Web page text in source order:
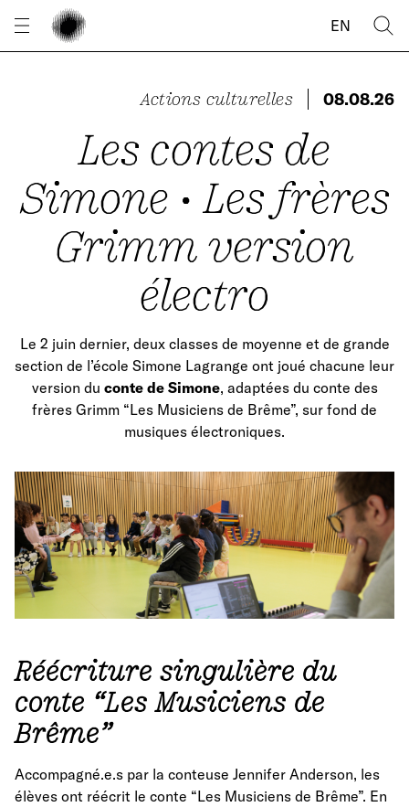
EN
Actions culturelles 08.08.26
Les contes de
Simone • Les frères
Grimm version
électro
Le 2 juin dernier, deux classes de moyenne et de grande
section de l’école Simone Lagrange ont joué chacune leur
version du conte de Simone, adaptées du conte des
frères Grimm “Les Musiciens de Brême”, sur fond de
musiques électroniques.
Réécriture singulière du
conte “Les Musiciens de
Brême”
Accompagné.e.s par la conteuse Jennifer Anderson, les
élèves ont réécrit le conte “Les Musiciens de Brême”. En
Panneau de gestion des cookies